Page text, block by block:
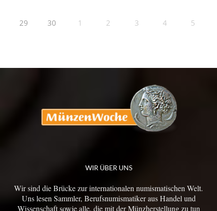
29 30 1 2 3 4 5
WIR ÜBER UNS
Wir sind die Brücke zur internationalen numismatischen Welt.
Uns lesen Sammler, Berufsnumismatiker aus Handel und
Wissenschaft sowie alle, die mit der Münzherstellung zu tun